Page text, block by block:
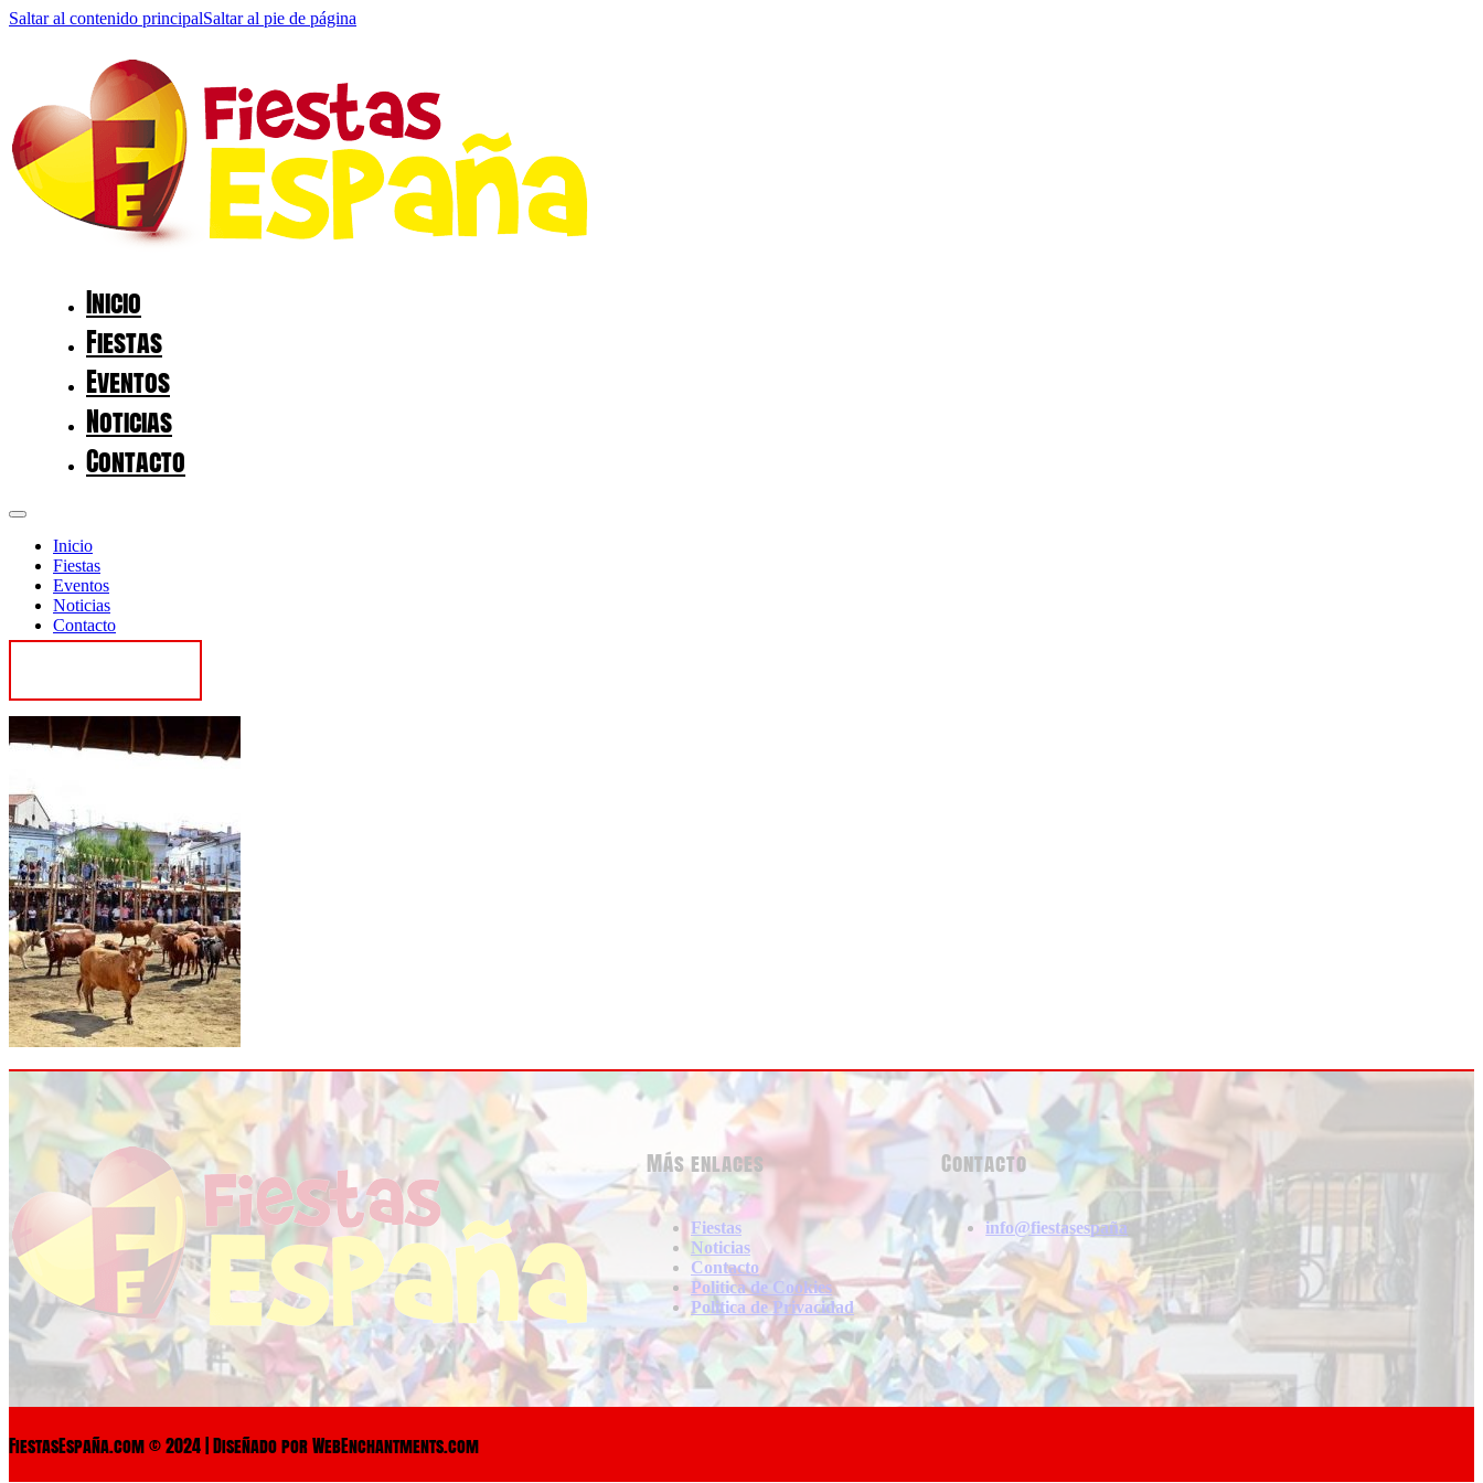
Saltar al contenido principalSaltar al pie de página
Inicio
Fiestas
Eventos
Noticias
Contacto
Inicio
Fiestas
Eventos
Noticias
Contacto
Más enlaces
Fiestas
Noticias
Contacto
Politica de Cookies
Politica de Privacidad
Contacto
info@fiestasespaña
FiestasEspaña.com © 2024 | Diseñado por WebEnchantments.com